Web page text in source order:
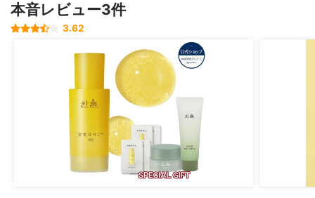
本音レビュー3件
3.62